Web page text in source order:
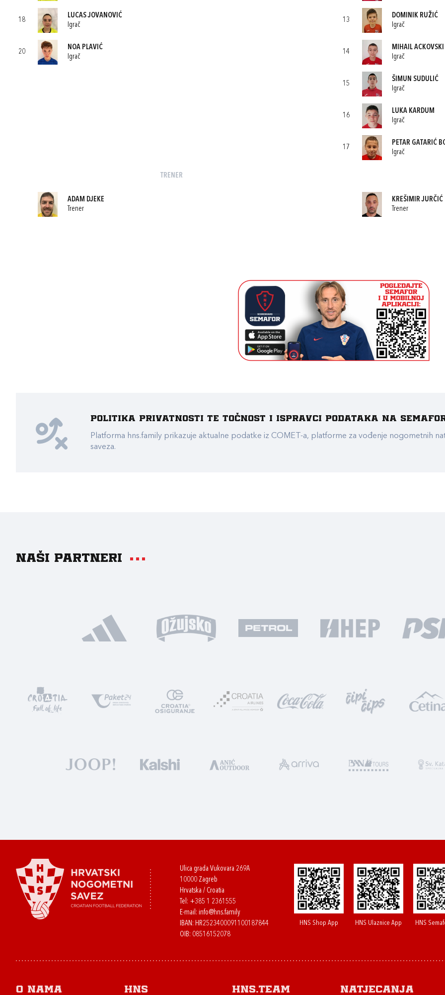
18
LUCAS JOVANOVIĆ
Igrač
20
NOA PLAVIĆ
Igrač
TRENER
ADAM DJEKE
Trener
13
DOMINIK RUŽIĆ
Igrač
14
MIHAIL ACKOVSKI
Igrač
15
ŠIMUN SUDULIĆ
Igrač
16
LUKA KARDUM
Igrač
17
PETAR GATARIĆ
Igrač
KREŠIMIR JURČIĆ
Trener
Politika privatnosti te točnost i ispravci podataka na
Platforma hns.family prikazuje aktualne podatke iz COMET-a, platforme za vođenje nogometnih
saveza.
Naši partneri
Ulica grada Vukovara 269A
10000 Zagreb
Hrvatska / Croatia
Tel: +385 1 2361555
E-mail: info@hns.family
IBAN: HR2523400091100187844
OIB: 08516152078
HNS Shop App HNS Ulaznice App HNS
O nama HNS HNS.team Natjecanja